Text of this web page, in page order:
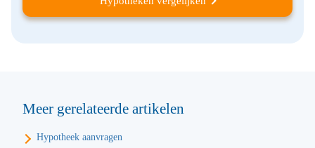
Meer gerelateerde artikelen
Hypotheek aanvragen